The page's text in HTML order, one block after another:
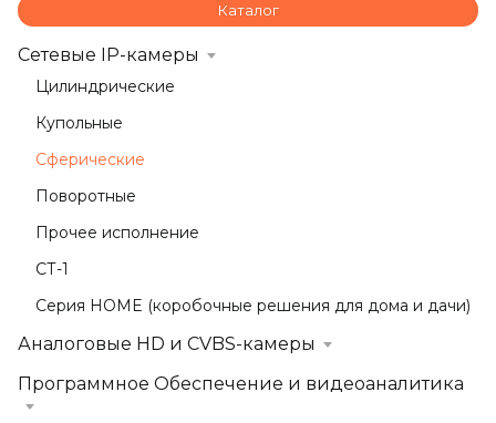
Каталог
Сетевые IP-камеры
Цилиндрические
Купольные
Сферические
Поворотные
Прочее исполнение
СТ-1
Серия HOME (коробочные решения для дома и дачи)
Аналоговые HD и CVBS-камеры
Программное Обеспечение и видеоаналитика